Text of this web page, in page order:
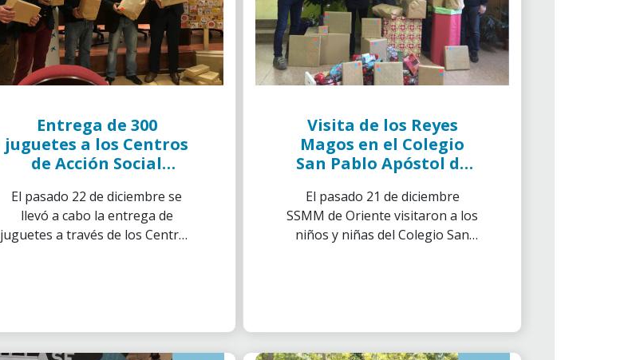
Entrega de 300
juguetes a los Centros
de Acción Social
Diputación Provincial
de Soria
El pasado 22 de diciembre se
llevó a cabo la entrega de
juguetes a través de los Centros
Visita de los Reyes
Magos en el Colegio
San Pablo Apóstol de
El pasado 21 de diciembre
SSMM de Oriente visitaron a los
niños y niñas del Colegio San